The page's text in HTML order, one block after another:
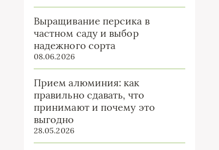
Выращивание персика в
частном саду и выбор
надежного сорта
08.06.2026
Прием алюминия: как
правильно сдавать, что
принимают и почему это
выгодно
28.05.2026